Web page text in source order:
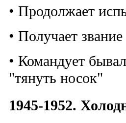
• Продолжает
• Получает
• Командует
"тянуть носок"
1945-1952.